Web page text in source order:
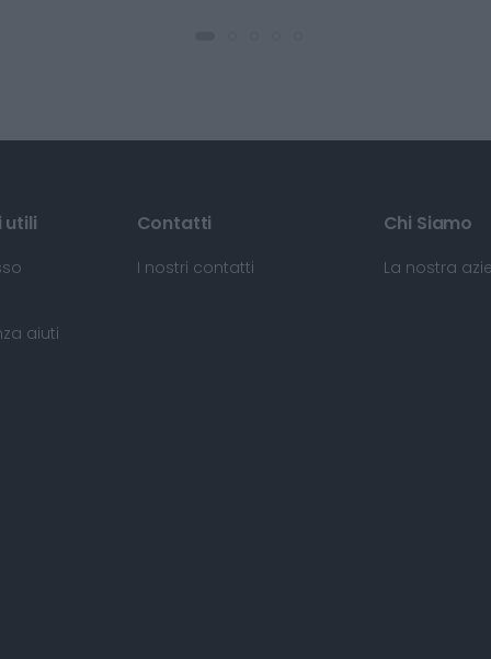
utili
aiuti
Contatti
I nostri contatti
Chi Siamo
La nostra